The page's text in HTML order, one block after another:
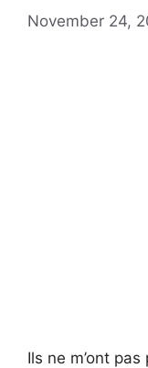
November 24,
Ils ne m’ont